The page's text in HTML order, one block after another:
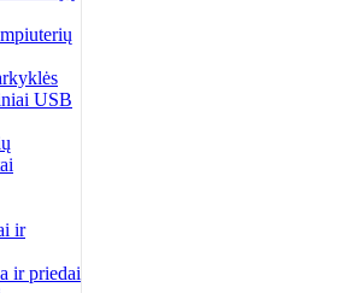
USB
ir
ir priedai